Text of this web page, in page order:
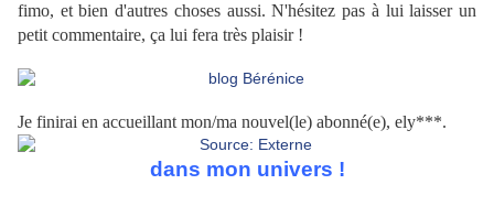
fimo, et bien d'autres choses aussi. N'hésitez pas à lui laisser un
petit commentaire, ça lui fera très plaisir !
Je finirai en accueillant mon/ma nouvel(le) abonné(e), ely***.
dans mon univers !